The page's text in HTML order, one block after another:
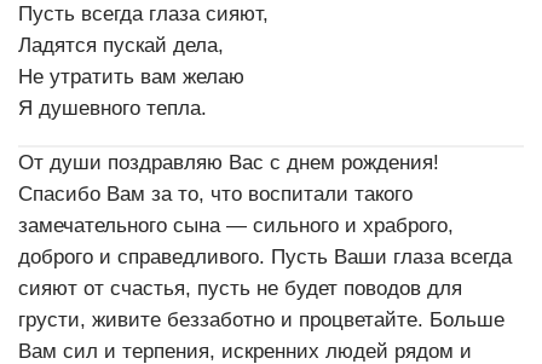
Пусть всегда глаза сияют,
Ладятся пускай дела,
Не утратить вам желаю
Я душевного тепла.
От души поздравляю Вас с днем рождения!
Спасибо Вам за то, что воспитали такого
замечательного сына — сильного и храброго,
доброго и справедливого. Пусть Ваши глаза всегда
сияют от счастья, пусть не будет поводов для
грусти, живите беззаботно и процветайте. Больше
Вам сил и терпения, искренних людей рядом и